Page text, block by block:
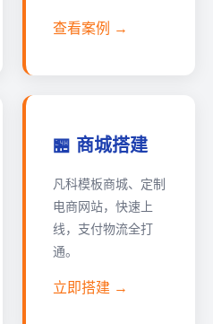
查看案例 →
🏪 商城搭建
凡科模板商城、定制
电商网站，快速上
线，支付物流全打
通。
立即搭建 →